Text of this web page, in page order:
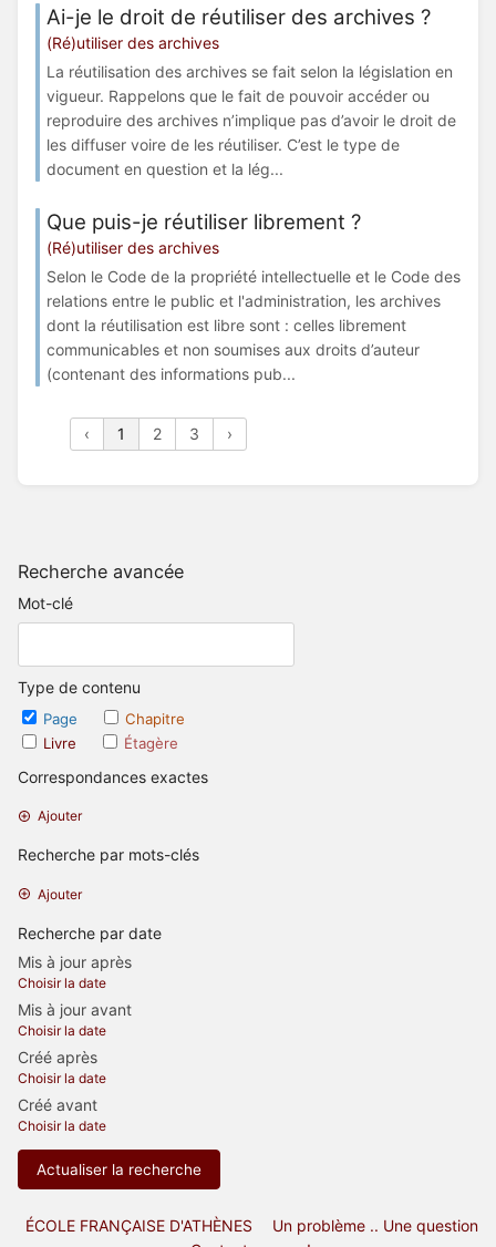
Recherche avancée
Mot-clé
Type de contenu
Page
Chapitre
Livre
Étagère
Correspondances exactes
Ajouter
Recherche par mots-clés
Ajouter
Recherche par date
Mis à jour après
Choisir la date
Mis à jour avant
Choisir la date
Créé après
Choisir la date
Créé avant
Choisir la date
Actualiser la recherche
Ai-je le droit de réutiliser des archives ?
(Ré)utiliser des archives
La réutilisation des archives se fait selon la législation en
vigueur. Rappelons que le fait de pouvoir accéder ou
reproduire des archives n’implique pas d’avoir le droit de
les diffuser voire de les réutiliser. C’est le type de
document en question et la lég...
Que puis-je réutiliser librement ?
(Ré)utiliser des archives
Selon le Code de la propriété intellectuelle et le Code des
relations entre le public et l'administration, les archives
dont la réutilisation est libre sont : celles librement
communicables et non soumises aux droits d’auteur
(contenant des informations pub...
‹ 1 2 3 ›
ÉCOLE FRANÇAISE D'ATHÈNES
Un problème .. Une question